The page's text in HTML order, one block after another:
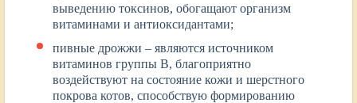
выведению токсинов, обогащают организм
витаминами и антиоксидантами;
пивные дрожжи – являются источником
витаминов группы В, благоприятно
воздействуют на состояние кожи и шерстного
покрова котов, способствую формированию